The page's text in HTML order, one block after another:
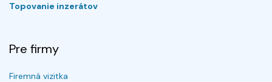
Topovanie inzerátov
Pre firmy
Firemná vizitka